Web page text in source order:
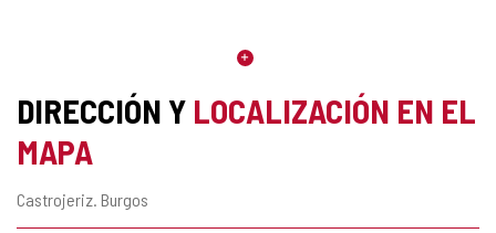
DIRECCIÓN Y LOCALIZACIÓN EN EL
MAPA
Dirección
Castrojeriz. Burgos